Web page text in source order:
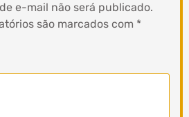
e-mail não será publicado.
são marcados com *